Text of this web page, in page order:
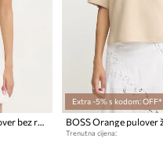
BOSS Orange ženski pulover bez rukava s primjesom kašmira C Fomoa 1
Extra -5% s kodom: OFF*
Trenutna cijena: